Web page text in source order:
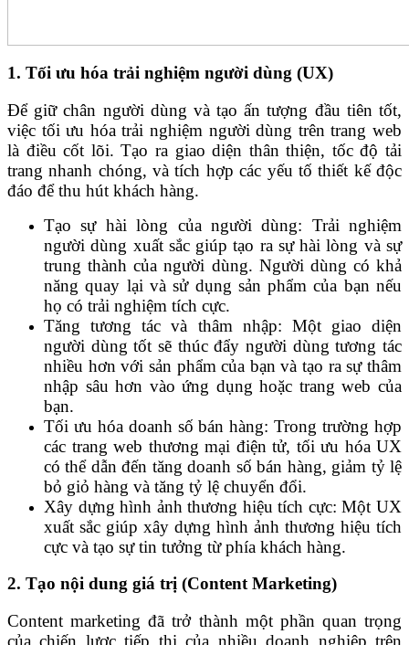
1. Tối ưu hóa trải nghiệm người dùng (UX)
Để giữ chân người dùng và tạo ấn tượng đầu tiên tốt,
việc tối ưu hóa trải nghiệm người dùng trên trang web
là điều cốt lõi. Tạo ra giao diện thân thiện, tốc độ tải
trang nhanh chóng, và tích hợp các yếu tố thiết kế độc
đáo để thu hút khách hàng.
Tạo sự hài lòng của người dùng: Trải nghiệm
người dùng xuất sắc giúp tạo ra sự hài lòng và sự
trung thành của người dùng. Người dùng có khả
năng quay lại và sử dụng sản phẩm của bạn nếu
họ có trải nghiệm tích cực.
Tăng tương tác và thâm nhập: Một giao diện
người dùng tốt sẽ thúc đẩy người dùng tương tác
nhiều hơn với sản phẩm của bạn và tạo ra sự thâm
nhập sâu hơn vào ứng dụng hoặc trang web của
bạn.
Tối ưu hóa doanh số bán hàng: Trong trường hợp
các trang web thương mại điện tử, tối ưu hóa UX
có thể dẫn đến tăng doanh số bán hàng, giảm tỷ lệ
bỏ giỏ hàng và tăng tỷ lệ chuyển đổi.
Xây dựng hình ảnh thương hiệu tích cực: Một UX
xuất sắc giúp xây dựng hình ảnh thương hiệu tích
cực và tạo sự tin tưởng từ phía khách hàng.
2. Tạo nội dung giá trị (Content Marketing)
Content marketing đã trở thành một phần quan trọng
của chiến lược tiếp thị của nhiều doanh nghiệp trên